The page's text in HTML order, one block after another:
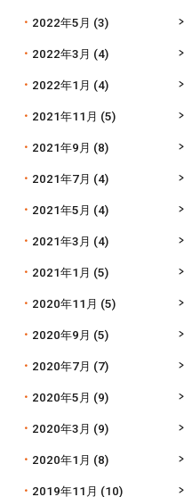
2022年5月 (3)
2022年3月 (4)
2022年1月 (4)
2021年11月 (5)
2021年9月 (8)
2021年7月 (4)
2021年5月 (4)
2021年3月 (4)
2021年1月 (5)
2020年11月 (5)
2020年9月 (5)
2020年7月 (7)
2020年5月 (9)
2020年3月 (9)
2020年1月 (8)
2019年11月 (10)